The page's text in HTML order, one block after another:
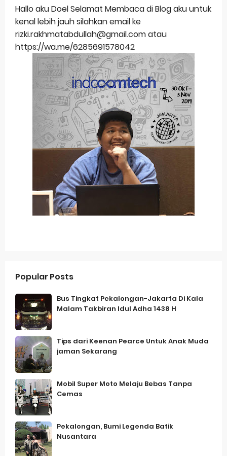
Hallo aku Doel Selamat Membaca di Blog aku untuk
kenal lebih jauh silahkan email ke
rizki.rakhmatabdullah@gmail.com atau
https://wa.me/6285691578042
Popular Posts
Bus Tingkat Pekalongan-Jakarta Di Kala
Malam Takbiran Idul Adha 1438 H
Tips dari Keenan Pearce Untuk Anak Muda
jaman Sekarang
Mobil Super Moto Melaju Bebas Tanpa
Cemas
Pekalongan, Bumi Legenda Batik
Nusantara